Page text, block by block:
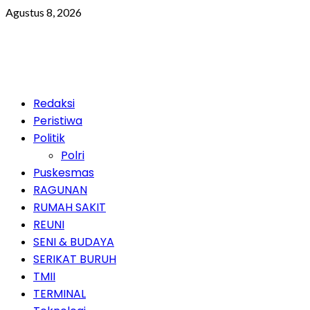
Skip
Agustus 8, 2026
PrimaryRedaksi
Peristiwa
Politik
Polri
Puskesmas
RAGUNAN
RUMAH SAKIT
REUNI
SENI & BUDAYA
SERIKAT BURUH
TMII
TERMINAL